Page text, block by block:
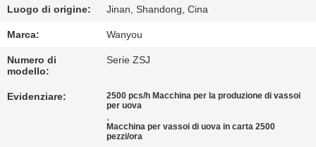
CONTROLLO
DI
QUALITÀ
CONTATTACI
Luogo di origine: Jinan, Shandong, Cina
Marca: Wanyou
Numero di
modello:
Serie ZSJ
Evidenziare:
2500 pcs/h Macchina per la produzione di vassoi
per uova
,
Macchina per vassoi di uova in carta 2500
pezzi/ora